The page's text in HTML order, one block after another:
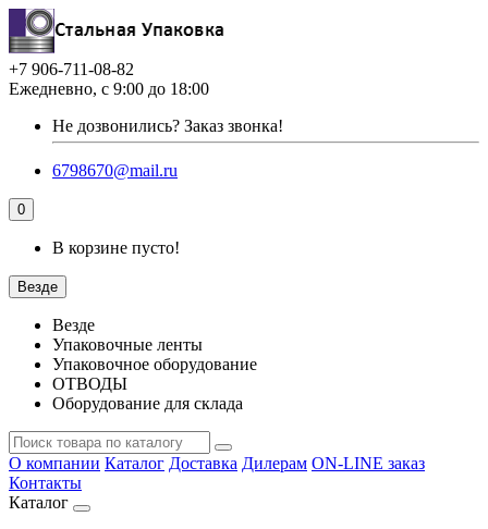
+7 906-711-08-82
Ежедневно, с 9:00 до 18:00
Не дозвонились? Заказ звонка!
6798670@mail.ru
0
В корзине пусто!
Везде
Везде
Упаковочные ленты
Упаковочное оборудование
ОТВОДЫ
Оборудование для склада
О компании Каталог Доставка Дилерам ON-LINE заказ
Контакты
Каталог